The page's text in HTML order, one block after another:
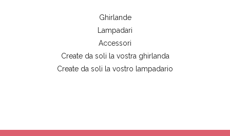
Ghirlande
Lampadari
Accessori
Create da soli la vostra ghirlanda
Create da soli la vostro lampadario